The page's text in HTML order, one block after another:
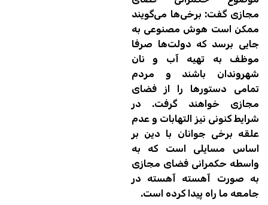
مجازی گفت: برخی‌ها می‌گویند
ممکن است هوش مصنوعی به
جایی برسد که دولت‌ها صرفا
موظف به تهیه آب و نان
شهروندان باشند و مردم
تمامی دستورها را از فضای
مجازی خواهند گرفت. در
شرایط کنونی نیز التهابات و عدم
علقه برخی جوانان با دین بر
اساس مسایلی است که به
واسطه حکمرانی فضای مجازی
به صورت آهسته آهسته در
جامعه ما راه پیدا کرده است.